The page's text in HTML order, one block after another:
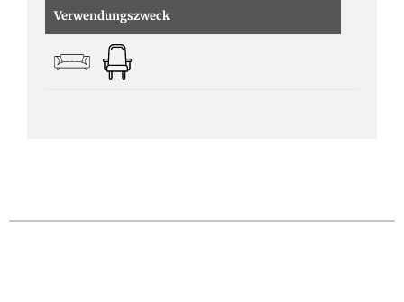
Verwendungszweck